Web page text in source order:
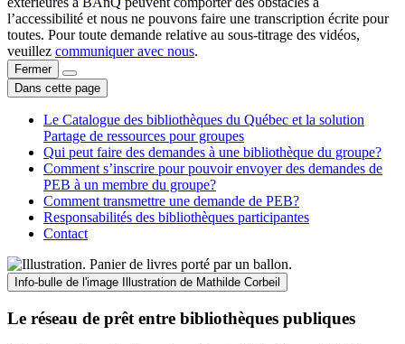
l’accessibilité et nous ne pouvons faire une transcription écrite pour
toutes. Pour toute demande relative au sous-titrage des vidéos,
veuillez communiquer avec nous.
Fermer
Dans cette page
Le Catalogue des bibliothèques du Québec et la solution
Partage de ressources pour groupes
Qui peut faire des demandes à une bibliothèque du groupe?
Comment s’inscrire pour pouvoir envoyer des demandes de
PEB à un membre du groupe?
Comment transmettre une demande de PEB?
Responsabilités des bibliothèques participantes
Contact
Info-bulle de l'image Illustration de Mathilde Corbeil
Le réseau de prêt entre bibliothèques publiques